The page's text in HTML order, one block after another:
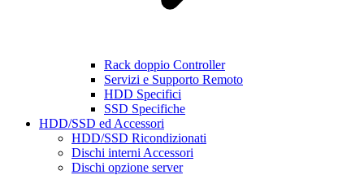
Rack doppio Controller
Servizi e Supporto Remoto
HDD Specifici
SSD Specifiche
HDD/SSD ed Accessori
HDD/SSD Ricondizionati
Dischi interni Accessori
Dischi opzione server